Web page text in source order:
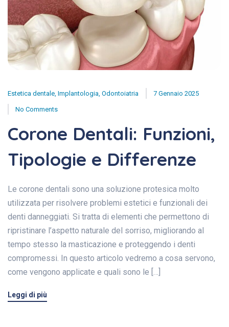
Estetica dentale Implantologia Odontoiatria 7 Gennaio 2025
No Comments
Corone Dentali: Funzioni,
Tipologie e Differenze
Le corone dentali sono una soluzione protesica molto
utilizzata per risolvere problemi estetici e funzionali dei
denti danneggiati. Si tratta di elementi che permettono di
ripristinare l’aspetto naturale del sorriso, migliorando al
tempo stesso la masticazione e proteggendo i denti
compromessi. In questo articolo vedremo a cosa servono,
come vengono applicate e quali sono le […]
Leggi di più